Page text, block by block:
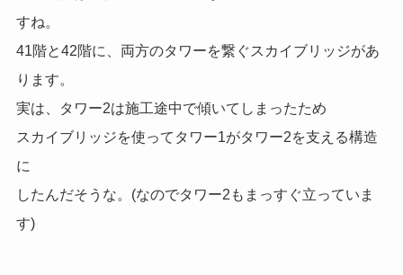
すね。
41階と42階に、両方のタワーを繋ぐスカイブリッジがあ
ります。
実は、タワー2は施工途中で傾いてしまったため
スカイブリッジを使ってタワー1がタワー2を支える構造
に
したんだそうな。(なのでタワー2もまっすぐ立っていま
す)